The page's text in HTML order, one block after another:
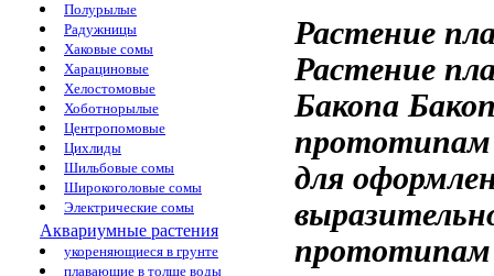
Полурылые
Радужницы
Хаковые сомы
Харациновые
Хелостомовые
Хоботнорылые
Центропомовые
Цихлиды
Шильбовые сомы
Широкоголовые сомы
Электрические сомы
Аквариумные растения
укореняющиеся в грунте
плавающие в толще воды
Растение
Растение
Бакопа
прототипам
для
прототипам